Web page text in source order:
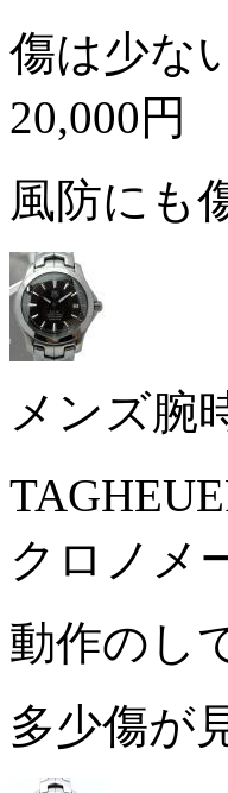
傷は少な
20,000円
風防にも
メンズ腕
クロノメ
動作のし
多少傷が